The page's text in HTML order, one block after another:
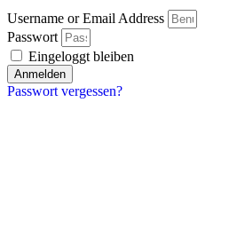
Username or Email Address
Passwort
Eingeloggt bleiben
Anmelden
Passwort vergessen?